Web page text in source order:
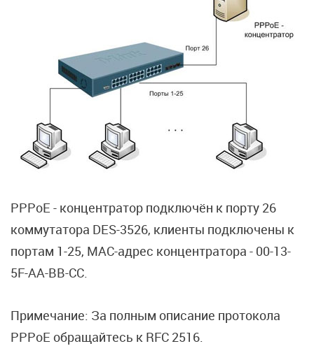
PPPoE - концентратор подключён к порту 26
коммутатора DES-3526, клиенты подключены к
портам 1-25, MAC-адрес концентратора - 00-13-
5F-AA-BB-CC.
Примечание: За полным описание протокола
PPPoE обращайтесь к RFC 2516.